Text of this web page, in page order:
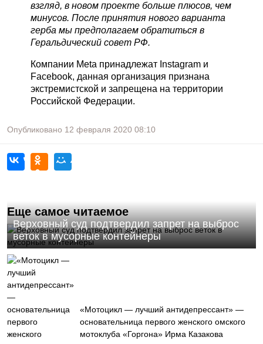
взгляд, в новом проекте больше плюсов, чем
минусов. После принятия нового варианта
герба мы предполагаем обратиться в
Геральдический совет РФ.
Компании Meta принадлежат Instagram и
Facebook, данная организация признана
экстремистской и запрещена на территории
Российской Федерации.
Опубликовано 12 февраля 2020 08:10
Еще самое читаемое
Верховный суд подтвердил запрет на выброс
веток в мусорные контейнеры
«Мотоцикл — лучший антидепрессант» —
основательница первого женского омского
мотоклуба «Горгона» Ирма Казакова